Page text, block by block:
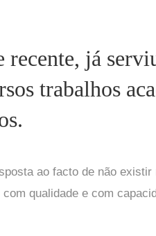
recente, já
trabalhos
ao facto de não
qualidade e com